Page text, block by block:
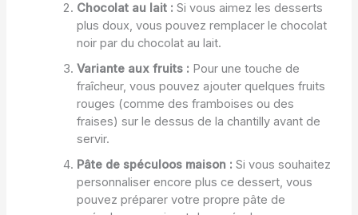
Chocolat au lait : Si vous aimez les desserts
plus doux, vous pouvez remplacer le chocolat
noir par du chocolat au lait.
Variante aux fruits : Pour une touche de
fraîcheur, vous pouvez ajouter quelques fruits
rouges (comme des framboises ou des
fraises) sur le dessus de la chantilly avant de
servir.
Pâte de spéculoos maison : Si vous souhaitez
personnaliser encore plus ce dessert, vous
pouvez préparer votre propre pâte de